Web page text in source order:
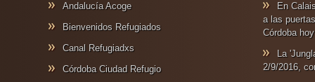
Andalucía Acoge
Bienvenidos Refugiados
Canal Refugiadxs
Córdoba Ciudad Refugio
En
a las
Córdoba
La
2/9/2016,